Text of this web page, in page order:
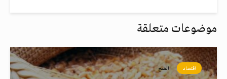
موضوعات متعلقة
اقتصاد القمح